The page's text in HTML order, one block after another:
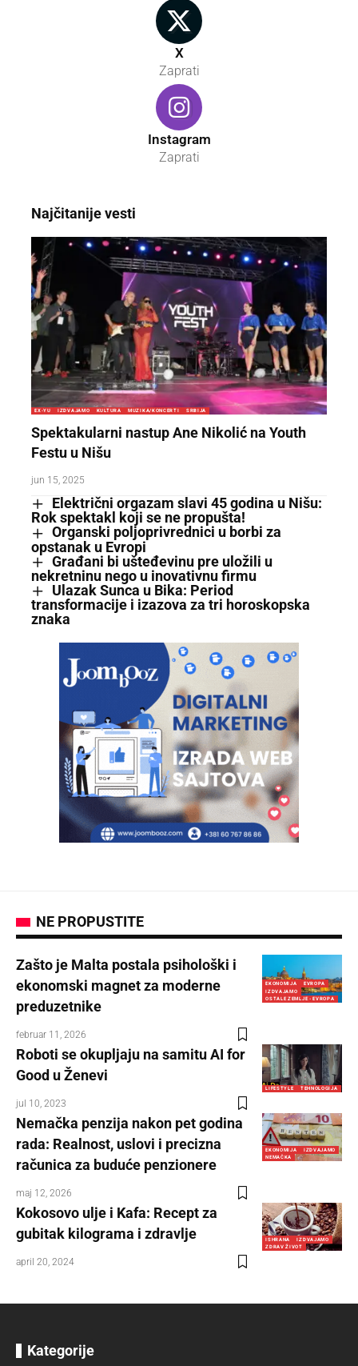
X
Zaprati
Instagram
Zaprati
Najčitanije vesti
EX-YU IZDVAJAMO KULTURA MUZIKA/KONCERTI SRBIJA
Spektakularni nastup Ane Nikolić na Youth
Festu u Nišu
jun 15, 2025
Električni orgazam slavi 45 godina u Nišu:
Rok spektakl koji se ne propušta!
Organski poljoprivrednici u borbi za
opstanak u Evropi
Građani bi ušteđevinu pre uložili u
nekretninu nego u inovativnu firmu
Ulazak Sunca u Bika: Period
transformacije i izazova za tri horoskopska
znaka
NE PROPUSTITE
EKONOMIJA
EVROPA
IZDVAJAMO
OSTALE ZEMLJE - EVROPA
Zašto je Malta postala psihološki i
ekonomski magnet za moderne
preduzetnike
februar 11, 2026
LIFESTYLE TEHNOLOGIJA
Roboti se okupljaju na samitu AI for
Good u Ženevi
jul 10, 2023
EKONOMIJA
IZDVAJAMO
NEMAČKA
Nemačka penzija nakon pet godina
rada: Realnost, uslovi i precizna
računica za buduće penzionere
maj 12, 2026
ISHRANA
IZDVAJAMO
ZDRAV ŽIVOT
Kokosovo ulje i Kafa: Recept za
gubitak kilograma i zdravlje
april 20, 2024
Kategorije